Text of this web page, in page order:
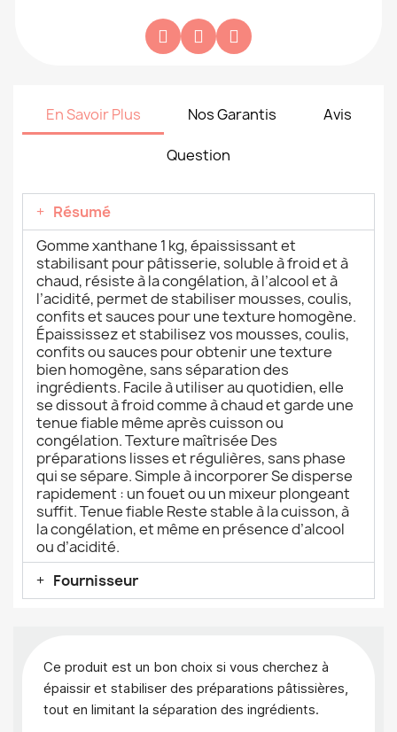
En Savoir Plus Nos Garantis Avis
Question
Résumé
Gomme xanthane 1 kg, épaississant et
stabilisant pour pâtisserie, soluble à froid et à
chaud, résiste à la congélation, à l’alcool et à
l’acidité, permet de stabiliser mousses, coulis,
confits et sauces pour une texture homogène.
Épaississez et stabilisez vos mousses, coulis,
confits ou sauces pour obtenir une texture
bien homogène, sans séparation des
ingrédients. Facile à utiliser au quotidien, elle
se dissout à froid comme à chaud et garde une
tenue fiable même après cuisson ou
congélation. Texture maîtrisée Des
préparations lisses et régulières, sans phase
qui se sépare. Simple à incorporer Se disperse
rapidement : un fouet ou un mixeur plongeant
suffit. Tenue fiable Reste stable à la cuisson, à
la congélation, et même en présence d’alcool
ou d’acidité.
Fournisseur
Ce produit est un bon choix si vous cherchez à
épaissir et stabiliser des préparations pâtissières,
tout en limitant la séparation des ingrédients.